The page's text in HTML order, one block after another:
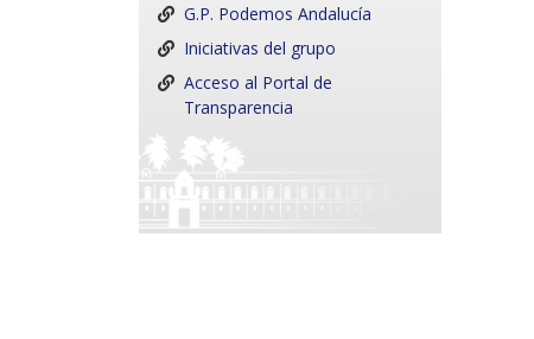
G.P. Podemos Andalucía
Iniciativas del grupo
Acceso al Portal de
Transparencia